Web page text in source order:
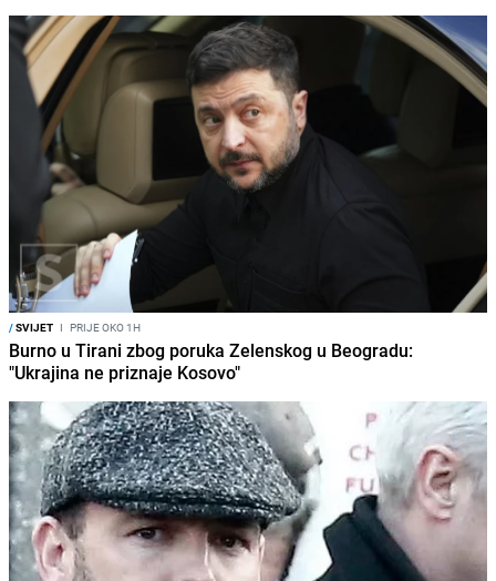
/SVIJET I PRIJE OKO 1H
Burno u Tirani zbog poruka Zelenskog u Beogradu:
"Ukrajina ne priznaje Kosovo"